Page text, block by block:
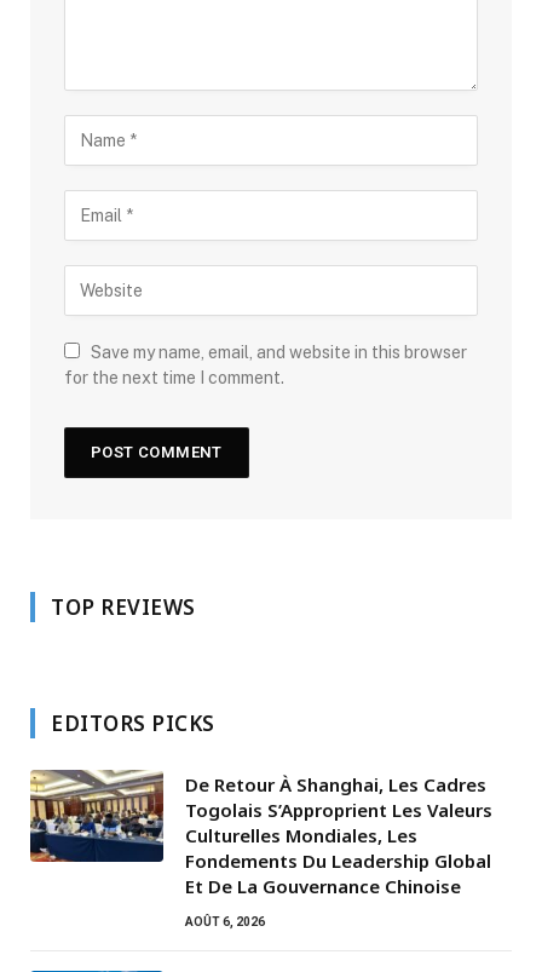
Save my name, email, and website in this browser
for the next time I comment.
TOP REVIEWS
EDITORS PICKS
De Retour À Shanghai, Les Cadres
Togolais S’Approprient Les Valeurs
Culturelles Mondiales, Les
Fondements Du Leadership Global
Et De La Gouvernance Chinoise
AOÛT 6, 2026